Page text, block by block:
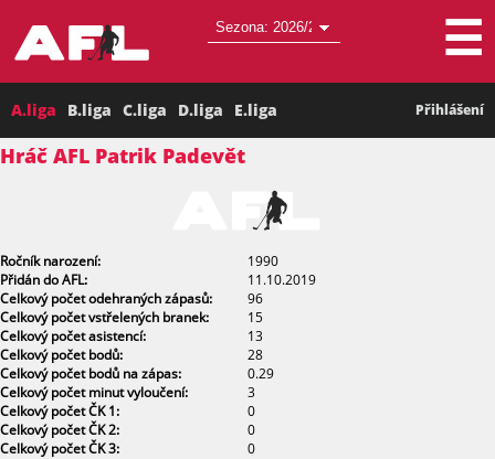
☰
A.liga B.liga C.liga D.liga E.liga Přihlášení
Hráč AFL Patrik Padevět
Ročník narození:
1990
Přidán do AFL:
11.10.2019
Celkový počet odehraných zápasů:
96
Celkový počet vstřelených branek:
15
Celkový počet asistencí:
13
Celkový počet bodů:
28
Celkový počet bodů na zápas:
0.29
Celkový počet minut vyloučení:
3
Celkový počet ČK 1:
0
Celkový počet ČK 2:
0
Celkový počet ČK 3:
0